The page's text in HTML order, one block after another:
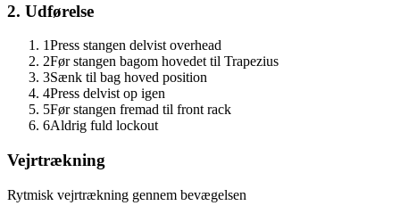
2. Udførelse
1Press stangen delvist overhead
2Før stangen bagom hovedet til Trapezius
3Sænk til bag hoved position
4Press delvist op igen
5Før stangen fremad til front rack
6Aldrig fuld lockout
Vejrtrækning
Rytmisk vejrtrækning gennem bevægelsen